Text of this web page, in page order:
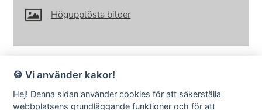
Högupplösta bilder
🍪 Vi använder kakor!
Hej! Denna sidan använder cookies för att säkerställa
webbplatsens grundläggande funktioner och för att